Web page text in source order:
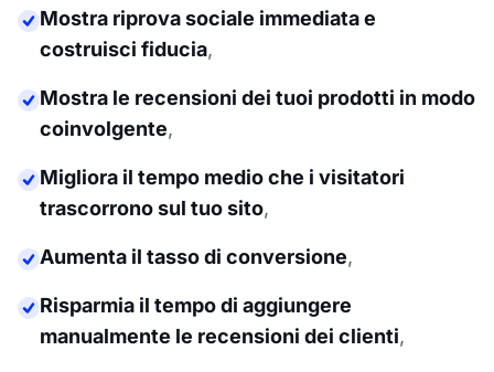
Mostra riprova sociale immediata e
costruisci fiducia,
Mostra le recensioni dei tuoi prodotti in modo
coinvolgente,
Migliora il tempo medio che i visitatori
trascorrono sul tuo sito,
Aumenta il tasso di conversione,
Risparmia il tempo di aggiungere
manualmente le recensioni dei clienti,